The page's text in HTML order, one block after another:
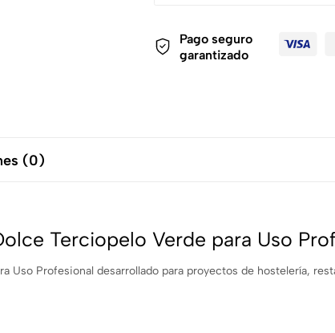
Pago seguro
garantizado
(0)
Terciopelo Verde para Uso
Uso Profesional desarrollado para proyectos de hostelería,